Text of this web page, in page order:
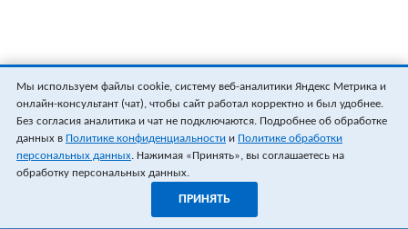
Мы используем файлы cookie, систему веб-аналитики Яндекс Метрика и
онлайн-консультант (чат), чтобы сайт работал корректно и был удобнее.
Без согласия аналитика и чат не подключаются. Подробнее об обработке
данных в Политике конфиденциальности и Политике обработки
персональных данных. Нажимая «Принять», вы соглашаетесь на
обработку персональных данных.
ПРИНЯТЬ